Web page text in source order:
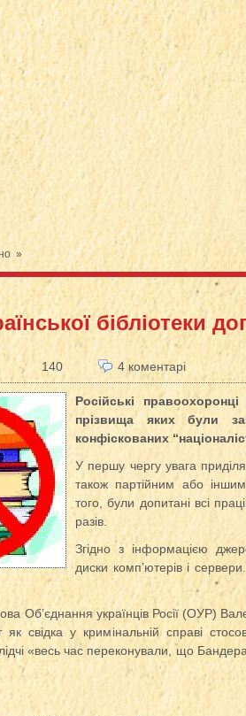
»
бібліотеки
140 4 коментарі
Російські
прізвища яких були
конфіскованих
У першу чергу увага
також партійним або
того, були допитані всі
разів.
Згідно з інформацією
диски комп’ютерів і
Об’єднання українців Росії (ОУР)
свідка у кримінальній справі
«весь час переконували, що